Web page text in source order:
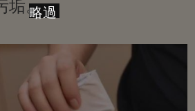
垢。略過